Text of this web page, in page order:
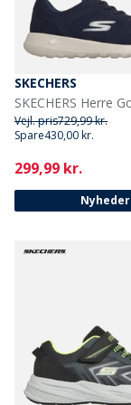
SKECHERS
Vejl. pris729,99 kr.
Spare430,00 kr.
Current
299,99 kr.
Nyheder